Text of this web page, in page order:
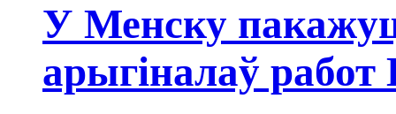
У Менску
арыгіналаў